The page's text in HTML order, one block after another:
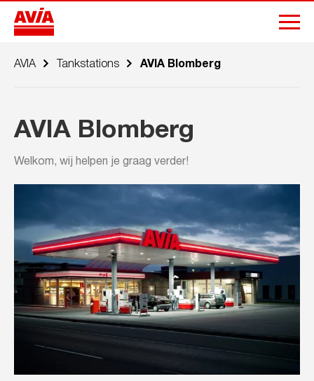
AVIA Tankstations AVIA Blomberg
AVIA Blomberg
Welkom, wij helpen je graag verder!